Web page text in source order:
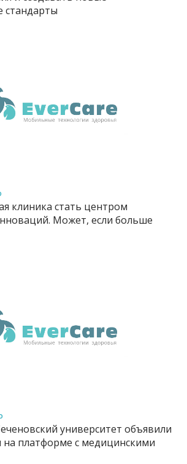
стандарты
клиника стать центром
Может, если больше
университет объявили
на платформе с медицинскими